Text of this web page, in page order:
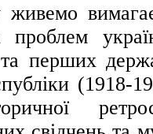
проблем
перших